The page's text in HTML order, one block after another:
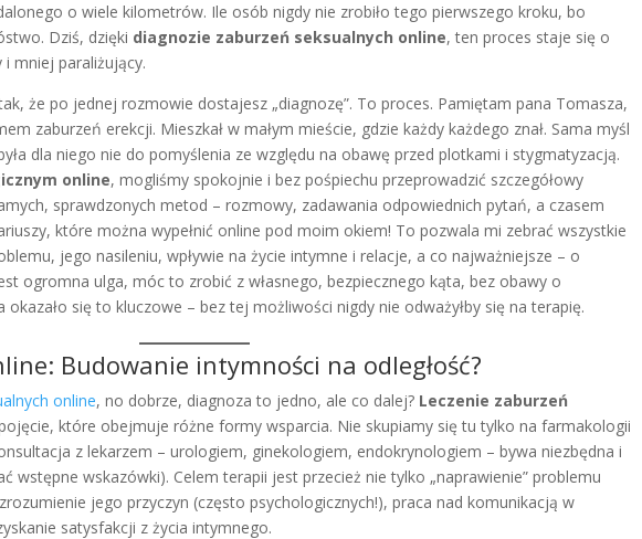
o wiele kilometrów. Ile osób nigdy nie zrobiło tego pierwszego kroku, bo
Dziś, dzięki diagnozie zaburzeń seksualnych online, ten proces staje się o
mniej paraliżujący.
że po jednej rozmowie dostajesz „diagnozę”. To proces. Pamiętam pana Tomasza,
zaburzeń erekcji. Mieszkał w małym mieście, gdzie każdy każdego znał. Sama myśl
dla niego nie do pomyślenia ze względu na obawę przed plotkami i stygmatyzacją.
online, mogliśmy spokojnie i bez pośpiechu przeprowadzić szczegółowy
sprawdzonych metod – rozmowy, zadawania odpowiednich pytań, a czasem
które można wypełnić online pod moim okiem! To pozwala mi zebrać wszystkie
jego nasileniu, wpływie na życie intymne i relacje, a co najważniejsze – o
ogromna ulga, móc to zrobić z własnego, bezpiecznego kąta, bez obawy o
się to kluczowe – bez tej możliwości nigdy nie odważyłby się na terapię.
Budowanie intymności na odległość?
online, no dobrze, diagnoza to jedno, ale co dalej? Leczenie zaburzeń
które obejmuje różne formy wsparcia. Nie skupiamy się tu tylko na farmakologii
z lekarzem – urologiem, ginekologiem, endokrynologiem – bywa niezbędna i
wstępne wskazówki). Celem terapii jest przecież nie tylko „naprawienie” problemu
jego przyczyn (często psychologicznych!), praca nad komunikacją w
satysfakcji z życia intymnego.